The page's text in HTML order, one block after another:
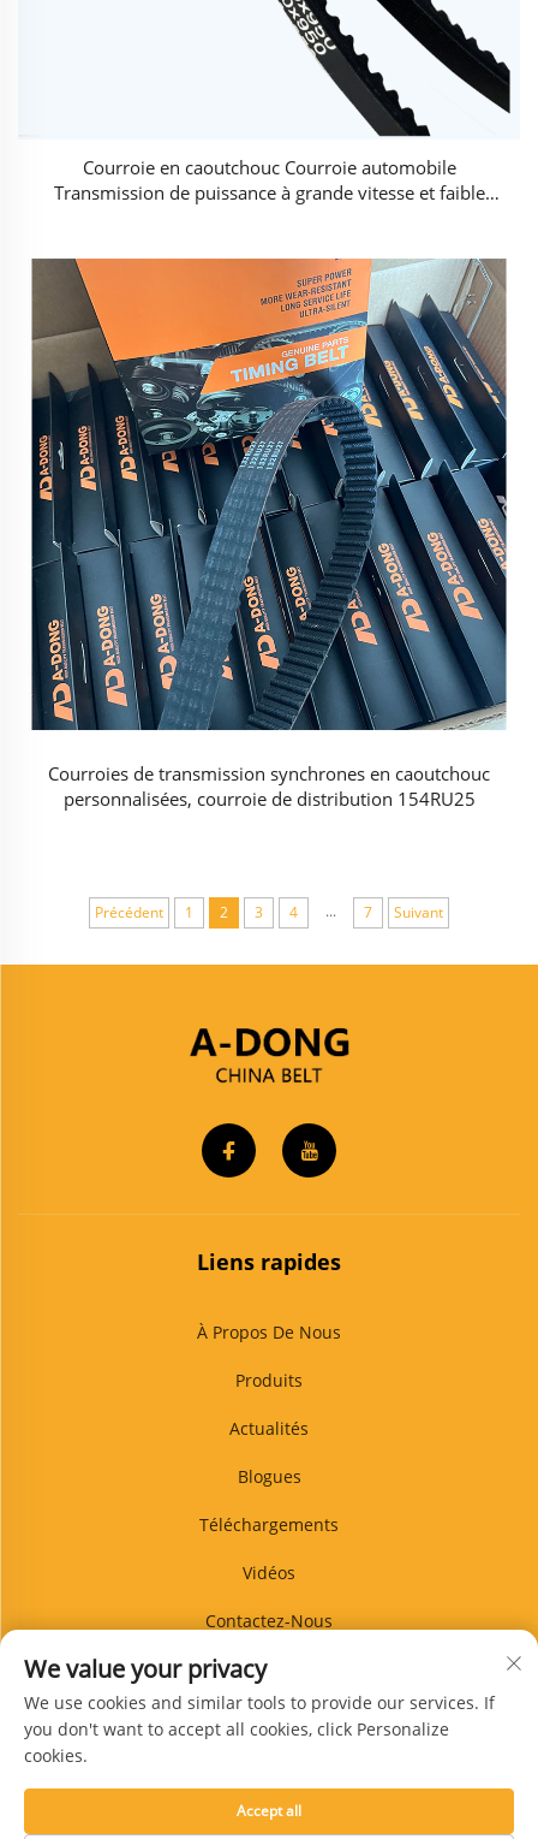
Courroie en caoutchouc Courroie automobile
Transmission de puissance à grande vitesse et faible
Courroies de transmission synchrones en caoutchouc
personnalisées, courroie de distribution 154RU25
Précédent 1 2 3 4 ... 7 Suivant
Liens rapides
À Propos De Nous
Produits
Actualités
Blogues
Téléchargements
Vidéos
Contactez-Nous
BLOG
We value your privacy
We use cookies and similar tools to provide our services. If
you don't want to accept all cookies, click Personalize
cookies.
Accept all